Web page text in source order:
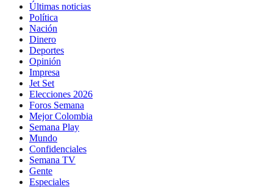
Últimas noticias
Política
Nación
Dinero
Deportes
Opinión
Impresa
Jet Set
Elecciones 2026
Foros Semana
Mejor Colombia
Semana Play
Mundo
Confidenciales
Semana TV
Gente
Especiales